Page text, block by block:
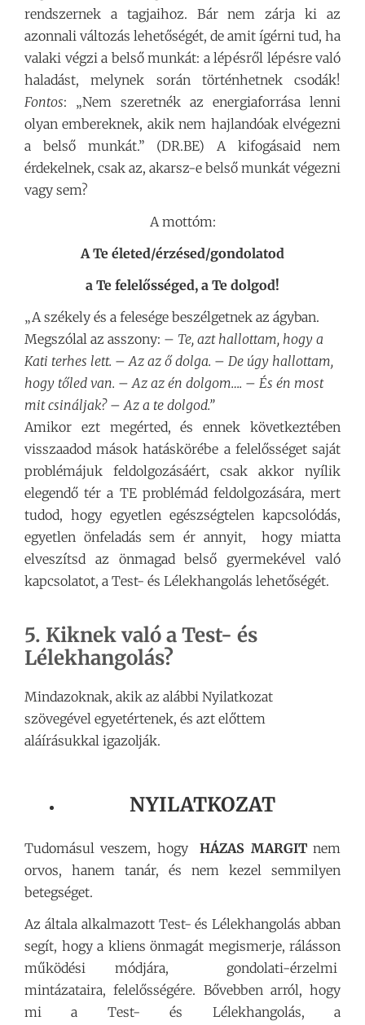
rendszernek a tagjaihoz. Bár nem zárja ki az
azonnali változás lehetőségét, de amit ígérni tud, ha
valaki végzi a belső munkát: a lépésről lépésre való
haladást, melynek során történhetnek csodák!
Fontos: „Nem szeretnék az energiaforrása lenni
olyan embereknek, akik nem hajlandóak elvégezni
a belső munkát.” (DR.BE) A kifogásaid nem
érdekelnek, csak az, akarsz-e belső munkát végezni
vagy sem?
A mottóm:
A Te életed/érzésed/gondolatod
a Te felelősséged, a Te dolgod!
„A székely és a felesége beszélgetnek az ágyban.
Megszólal az asszony: – Te, azt hallottam, hogy a
Kati terhes lett. – Az az ő dolga. – De úgy hallottam,
hogy tőled van. – Az az én dolgom…. – És én most
mit csináljak? – Az a te dolgod.”
Amikor ezt megérted, és ennek következtében
visszaadod mások hatáskörébe a felelősséget saját
problémájuk feldolgozásáért, csak akkor nyílik
elegendő tér a TE problémád feldolgozására, mert
tudod, hogy egyetlen egészségtelen kapcsolódás,
egyetlen önfeladás sem ér annyit, hogy miatta
elveszítsd az önmagad belső gyermekével való
kapcsolatot, a Test- és Lélekhangolás lehetőségét.
5. Kiknek való a Test- és
Lélekhangolás?
Mindazoknak, akik az alábbi Nyilatkozat
szövegével egyetértenek, és azt előttem
aláírásukkal igazolják.
NYILATKOZAT
Tudomásul veszem, hogy HÁZAS MARGITnem
orvos, hanem tanár, és nem kezel semmilyen
betegséget.
Az általa alkalmazott Test- és Lélekhangolás abban
segít, hogy a kliens önmagát megismerje, rálásson
működési módjára, gondolati-érzelmi
mintázataira, felelősségére. Bővebben arról, hogy
mi a Test- és Lélekhangolás, a